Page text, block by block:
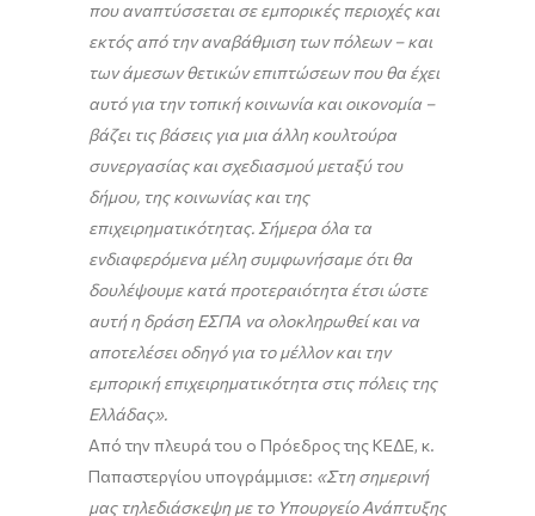
που αναπτύσσεται σε εμπορικές περιοχές και
εκτός από την αναβάθμιση των πόλεων – και
των άμεσων θετικών επιπτώσεων που θα έχει
αυτό για την τοπική κοινωνία και οικονομία –
βάζει τις βάσεις για μια άλλη κουλτούρα
συνεργασίας και σχεδιασμού μεταξύ του
δήμου, της κοινωνίας και της
επιχειρηματικότητας. Σήμερα όλα τα
ενδιαφερόμενα μέλη συμφωνήσαμε ότι θα
δουλέψουμε κατά προτεραιότητα έτσι ώστε
αυτή η δράση ΕΣΠΑ να ολοκληρωθεί και να
αποτελέσει οδηγό για το μέλλον και την
εμπορική επιχειρηματικότητα στις πόλεις της
Ελλάδας».
Από την πλευρά του ο Πρόεδρος της ΚΕΔΕ, κ.
Παπαστεργίου υπογράμμισε: «Στη σημερινή
μας τηλεδιάσκεψη με το Υπουργείο Ανάπτυξης